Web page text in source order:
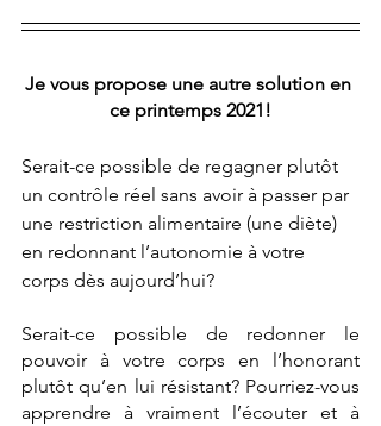
Je vous propose une autre solution en
ce printemps 2021!
Serait-ce possible de regagner plutôt
un contrôle réel sans avoir à passer par
une restriction alimentaire (une diète)
en redonnant l’autonomie à votre
corps dès aujourd’hui?
Serait-ce possible de redonner le
pouvoir à votre corps en l’honorant
plutôt qu’en lui résistant? Pourriez-vous
apprendre à vraiment l’écouter et à